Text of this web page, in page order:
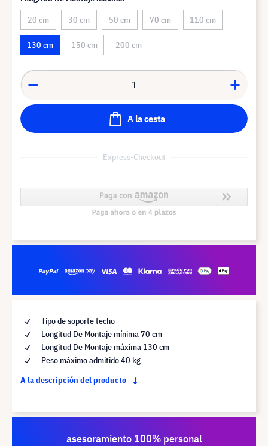
20 cm
30 cm 50 cm 70 cm 110 cm
130 cm 150 cm 200 cm
A la cesta
Express-Checkout
Tipo de soporte techo
Longitud De Montaje mínima 70 cm
Longitud De Montaje máxima 130 cm
Peso máximo admitido 40 kg
A la descripción del producto
asesoramiento 100% personal